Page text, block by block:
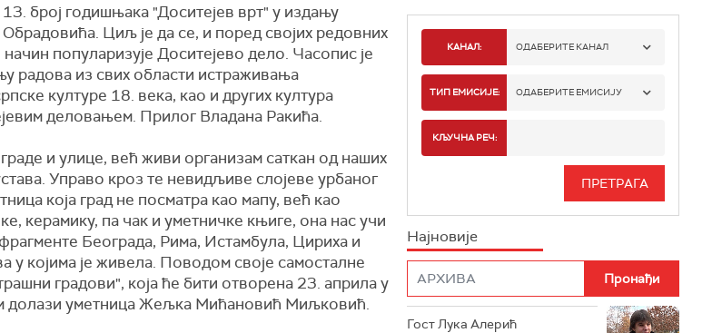
број годишњака "Доситејев врт" у издању
Циљ је да се, и поред својих редовних
начин популаризује Доситејево дело. Часопис је
радова из свих области истраживања
културе 18. века, као и других култура
деловањем. Прилог Владана Ракића.
и улице, већ живи организам саткан од наших
Управо кроз те невидљиве слојеве урбаног
која град не посматра као мапу, већ као
керамику, па чак и уметничке књиге, она нас учи
Београда, Рима, Истамбула, Цириха и
у којима је живела. Поводом своје самосталне
градови", која ће бити отворена 23. априла у
долази уметница Жељка Мићановић Миљковић.
КАНАЛ: ОДАБЕРИТЕ КАНАЛ
РТС 1
РТС 3
ТИП ЕМИСИЈЕ: ОДАБЕРИТЕ ЕМИСИЈУ
КЉУЧНА РЕЧ:
Најновије
Гост Лука Алерић